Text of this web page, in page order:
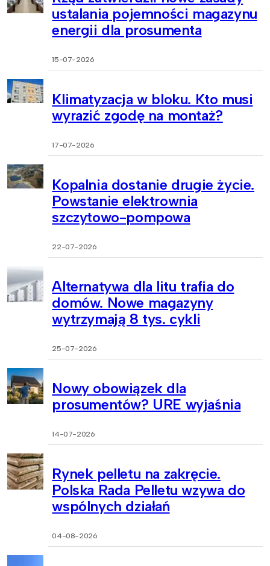
ustalania pojemności magazynu
energii dla prosumenta
15-07-2026
Klimatyzacja w bloku. Kto musi
wyrazić zgodę na montaż?
17-07-2026
Kopalnia dostanie drugie życie.
Powstanie elektrownia
szczytowo-pompowa
22-07-2026
Alternatywa dla litu trafia do
domów. Nowe magazyny
wytrzymają 8 tys. cykli
25-07-2026
Nowy obowiązek dla
prosumentów? URE wyjaśnia
14-07-2026
Rynek pelletu na zakręcie.
Polska Rada Pelletu wzywa do
wspólnych działań
04-08-2026